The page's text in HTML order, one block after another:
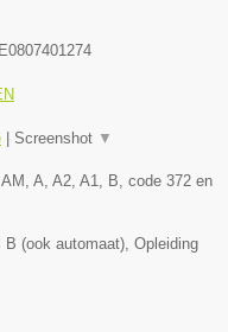
Screenshot ▼
A, A2, A1, B, code 372 en
(ook automaat), Opleiding